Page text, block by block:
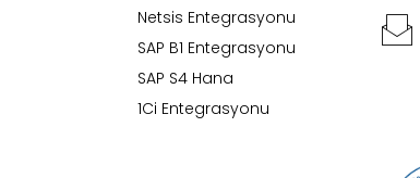
Netsis Entegrasyonu
SAP B1 Entegrasyonu
SAP S4 Hana
1Ci Entegrasyonu